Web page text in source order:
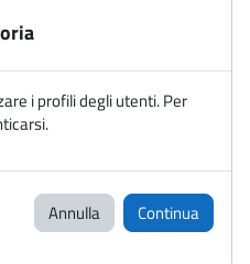
i profili degli utenti. Per
Annulla Continua